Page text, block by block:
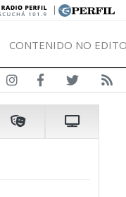
|
CONTENIDO NO